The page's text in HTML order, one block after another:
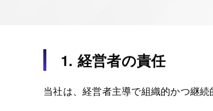
1. 経営者の責任
当社は、経営者主導で組織的かつ継